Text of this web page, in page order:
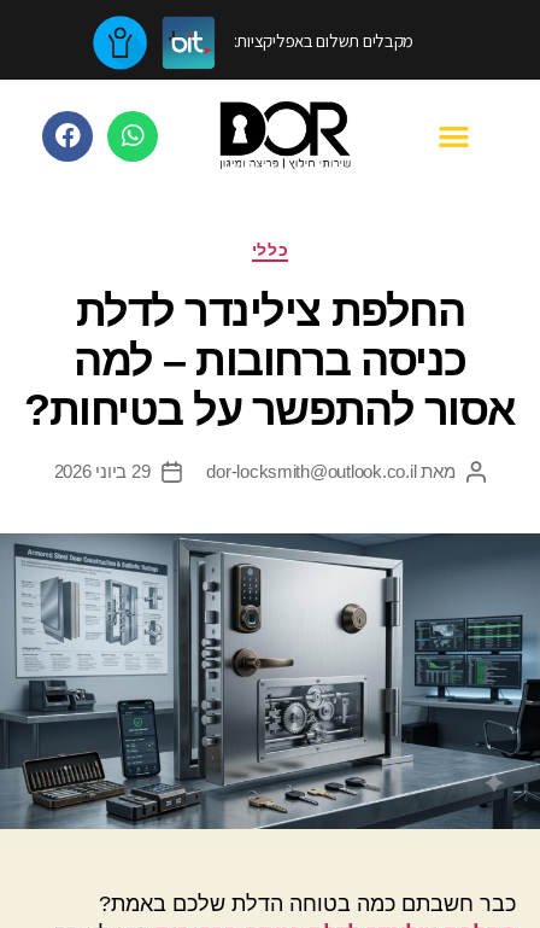
מקבלים תשלום באפליקציות:
כללי
החלפת צילינדר לדלת
כניסה ברחובות – למה
אסור להתפשר על בטיחות?
מאת dor-locksmith@outlook.co.il 29 ביוני 2026
כבר חשבתם כמה בטוחה הדלת שלכם באמת?